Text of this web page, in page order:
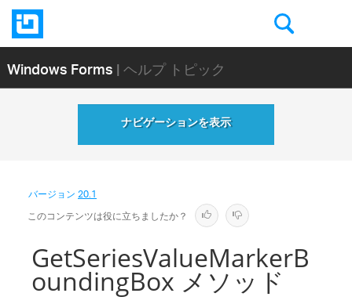
Windows Forms| ヘルプ トピック
ナビゲーションを表示
バージョン20.1
このコンテンツは役に立ちましたか？
GetSeriesValueMarkerB
oundingBox メソッド